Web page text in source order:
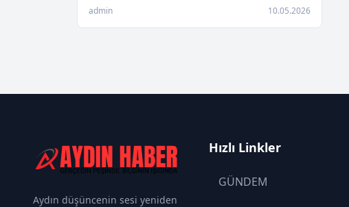
admin 10.05.2026
Aydın düşüncenin sesi yeniden
Hızlı Linkler
GÜNDEM